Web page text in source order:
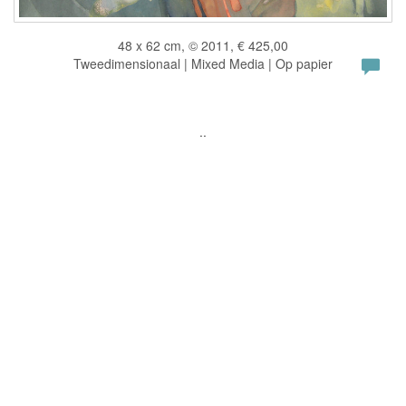
48 x 62 cm, © 2011, € 425,00
Tweedimensionaal | Mixed Media | Op papier
..